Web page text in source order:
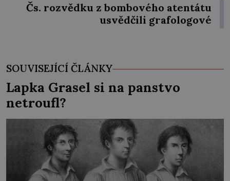
Čs. rozvědku z bombového atentátu
usvědčili grafologové
SOUVISEJÍCÍ ČLÁNKY
Lapka Grasel si na panstvo
netroufl?